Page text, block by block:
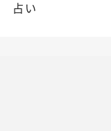
占い